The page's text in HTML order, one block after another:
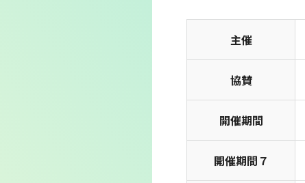
主催
協賛
開催期間
開催期間７